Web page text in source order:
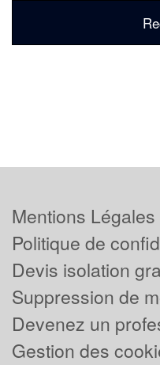
Mentions Légales
Politique de
Devis isolation
Suppression de
Devenez un
Gestion des